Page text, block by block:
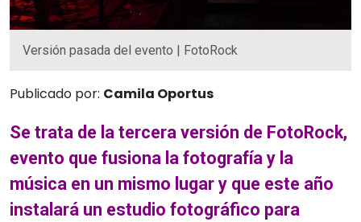
Versión pasada del evento | FotoRock
Publicado por: Camila Oportus
Se trata de la tercera versión de FotoRock,
evento que fusiona la fotografía y la
música en un mismo lugar y que este año
instalará un estudio fotográfico para